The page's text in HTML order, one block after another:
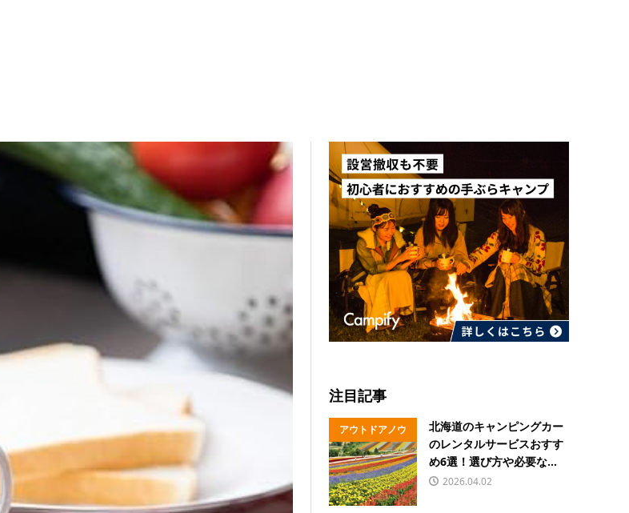
注目記事
アウトドアノウ
ハウ
北海道のキャンピングカー
のレンタルサービスおすす
め6選！選び方や必要な...
2026.04.02